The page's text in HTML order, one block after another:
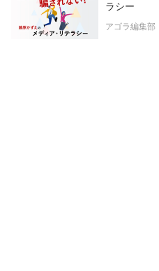
ラシー
アゴラ編集部